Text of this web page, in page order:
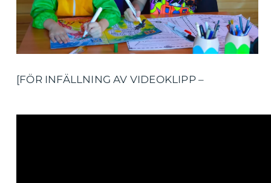
[FÖR INFÄLLNING AV VIDEOKLIPP –